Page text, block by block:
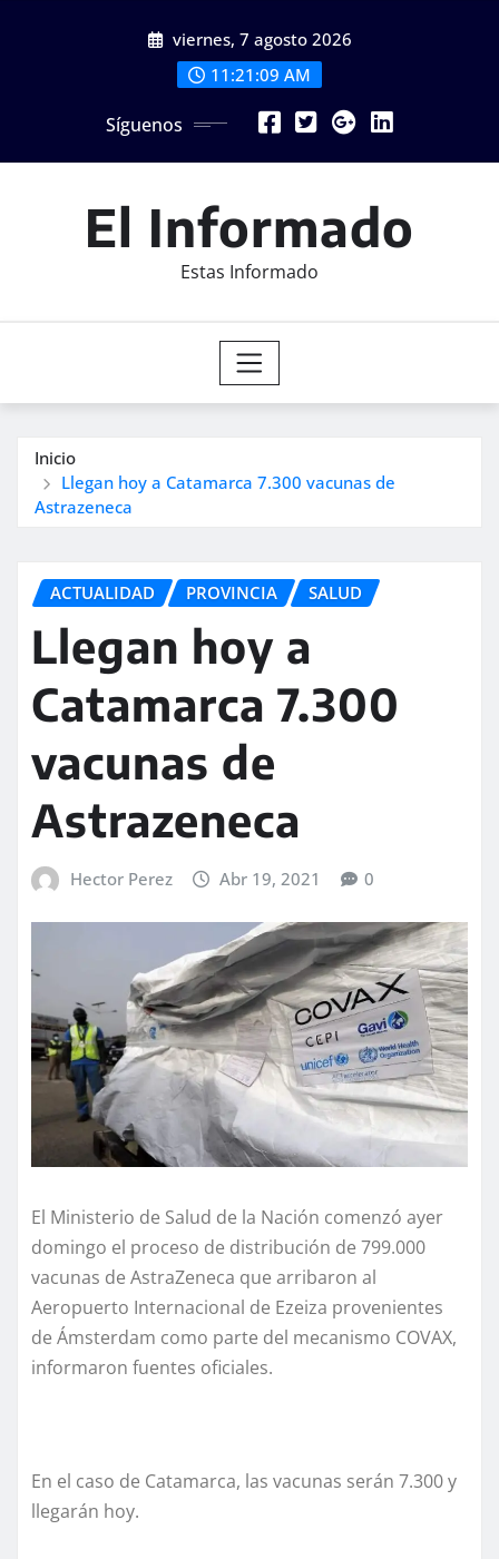
viernes, 7 agosto 2026
11:21:11 AM
Síguenos
El Informado
Estas Informado
Inicio
Llegan hoy a Catamarca 7.300 vacunas de
Astrazeneca
ACTUALIDAD PROVINCIA SALUD
Llegan hoy a
Catamarca 7.300
vacunas de
Astrazeneca
Hector Perez Abr 19, 2021 0
El Ministerio de Salud de la Nación comenzó ayer
domingo el proceso de distribución de 799.000
vacunas de AstraZeneca que arribaron al
Aeropuerto Internacional de Ezeiza provenientes
de Ámsterdam como parte del mecanismo COVAX,
informaron fuentes oficiales.
En el caso de Catamarca, las vacunas serán 7.300 y
llegarán hoy.